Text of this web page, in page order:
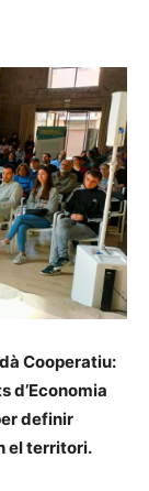
Cooperatiu:
d’Economia
definir
el territori.